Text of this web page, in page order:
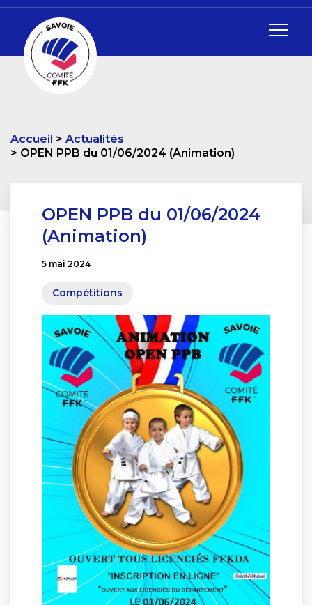
Accueil
Actualités
OPEN PPB du 01/06/2024 (Animation)
OPEN PPB du 01/06/2024
(Animation)
5 mai 2024
Compétitions